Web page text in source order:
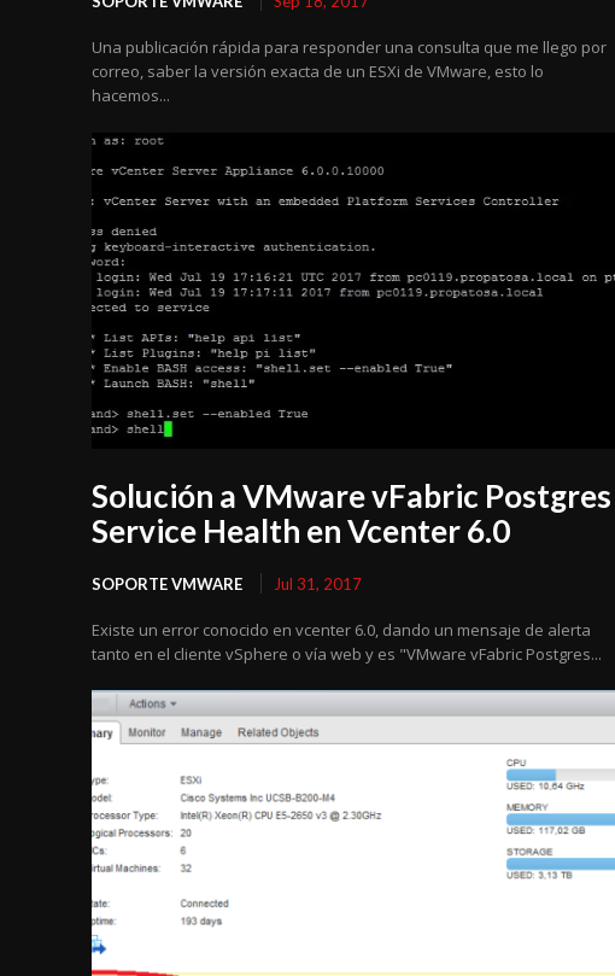
Una publicación rápida para responder una consulta que me llego por
correo, saber la versión exacta de un ESXi de VMware, esto lo
hacemos...
Solución a VMware vFabric Postgres
Service Health en Vcenter 6.0
SOPORTE VMWARE Jul 31, 2017
Existe un error conocido en vcenter 6.0, dando un mensaje de alerta
tanto en el cliente vSphere o vía web y es "VMware vFabric Postgres...